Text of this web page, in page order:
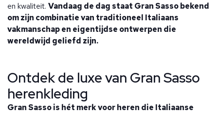
en kwaliteit. Vandaag de dag staat Gran Sasso bekend
om zijn combinatie van traditioneel Italiaans
vakmanschap en eigentijdse ontwerpen die
wereldwijd geliefd zijn.
Ontdek de luxe van Gran Sasso
herenkleding
Gran Sasso is hét merk voor heren die Italiaanse